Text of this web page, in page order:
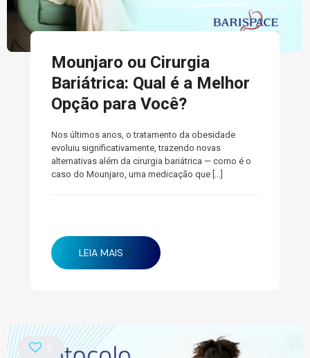
Mounjaro ou Cirurgia
Bariátrica: Qual é a Melhor
Opção para Você?
Nos últimos anos, o tratamento da obesidade
evoluiu significativamente, trazendo novas
alternativas além da cirurgia bariátrica — como é o
caso do Mounjaro, uma medicação que […]
LEIA MAIS